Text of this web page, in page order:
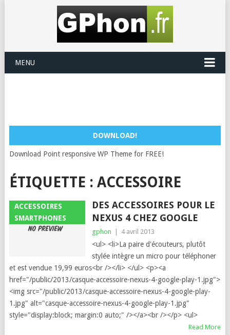
MENU
DOWNLOAD!
Download Point responsive WP Theme for FREE!
ÉTIQUETTE : ACCESSOIRE
ACCESSOIRES
SMARTPHONES
DES ACCESSOIRES POUR LE
NEXUS 4 CHEZ GOOGLE
gphon 4 avril 2013
<ul> <li>La paire d'écouteurs, plutôt
stylée intègre un micro pour téléphoner
et est vendue 19,99 euros<br /></li> </ul> <p><a
href="/public/2013/casque-accessoire-nexus-4-google-play-1.jpg">
<img src="/public/2013/casque-accessoire-nexus-4-google-play-
1.jpg" alt="casque-accessoire-nexus-4-google-play-1.jpg"
style="display:block; margin:0 auto;" /></a><br /></p> <ul>
Read More